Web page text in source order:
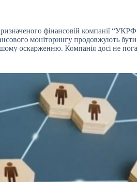
фінансовій компанії
моніторингу продовжують
оскарженню. Компанія досі не